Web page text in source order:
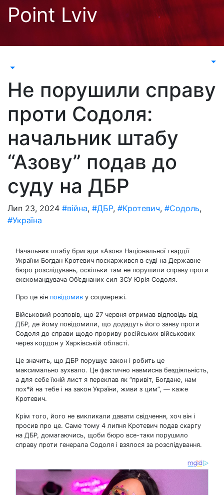
Перейти
Point Lviv
Не порушили справу
проти Содоля:
начальник штабу
“Азову” подав до
суду на ДБР
Лип 23, 2024 #війна, #ДБР, #Кротевич, #Содоль,
#Україна
Начальник штабу бригади «Азов» Національної гвардії
України Богдан Кротевич поскаржився в суді на Державне
бюро розслідувань, оскільки там не порушили справу проти
екскомандувача Об’єднаних сил ЗСУ Юрія Содоля.
Про це він повідомив у соцмережі.
Військовий розповів, що 27 червня отримав відповідь від
ДБР, де йому повідомили, що додадуть його заяву проти
Содоля до справи щодо прориву російських військових
через кордон у Харківській області.
Це значить, що ДБР порушує закон і робить це
максимально зухвало. Це фактично навмисна бездіяльність,
а для себе їхній лист я переклав як “привіт, Богдане, нам
пох*й на тебе і на закон України, живи з цим”, — каже
Кротевич.
Крім того, його не викликали давати свідчення, хоч він і
просив про це. Саме тому 4 липня Кротевич подав скаргу
на ДБР, домагаючись, щоби бюро все-таки порушило
справу проти генерала Содоля і взялося за розслідування.